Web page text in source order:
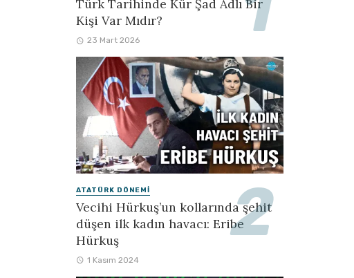
Türk Tarihinde Kür Şad Adlı Bir
Kişi Var Mıdır?
23 Mart 2026
ATATÜRK DÖNEMI
Vecihi Hürkuş’un kollarında şehit
düşen ilk kadın havacı: Eribe
Hürkuş
1 Kasım 2024